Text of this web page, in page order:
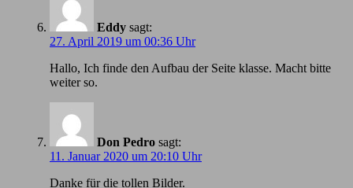
Eddy sagt:
27. April 2019 um 00:36 Uhr
Hallo, Ich finde den Aufbau der Seite klasse. Macht bitte
weiter so.
Don Pedro sagt:
11. Januar 2020 um 20:10 Uhr
Danke für die tollen Bilder.